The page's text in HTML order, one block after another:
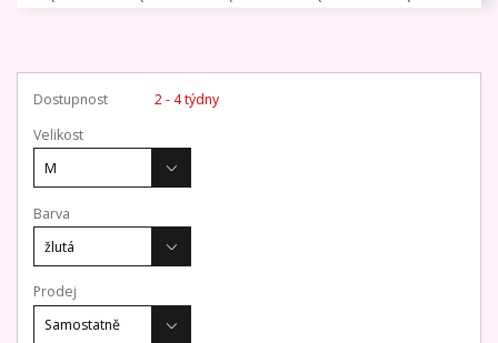
Dostupnost
2 - 4 týdny
Velikost
Barva
Prodej